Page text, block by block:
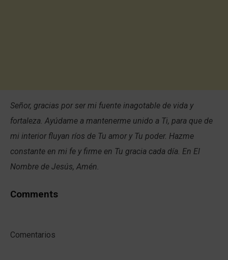
Señor, gracias por ser mi fuente inagotable de vida y
fortaleza. Ayúdame a mantenerme unido a Ti, para que de
mi interior fluyan ríos de Tu amor y Tu poder. Hazme
constante en mi fe y firme en Tu gracia cada día. En El
Nombre de Jesús, Amén.
Comments
Comentarios